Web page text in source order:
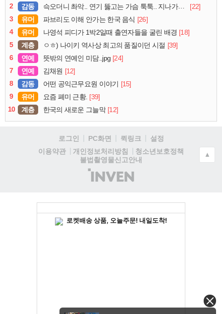
2
감동 슥오더니 촤악.. 연기 뚫고는 가슴 툭툭.. 지나가던 아재의 정체
[22]
3
유머 파브리도 이해 안가는 한국 음식 [26]
4
유머 나영석 피디가 1박2일때 출연자들을 굴린 배경 [18]
5
계층 ㅇㅎ) 나이키 역사상 최고의 품질이던 시절 [39]
6
연예 뜻밖의 연예인 미담..jpg [24]
7
연예 김채원 [12]
8
감동 어떤 공익근무요원 이야기 [15]
9
유머 요즘 폐미 근황. [39]
10
계층 한국의 새로운 그늘막 [12]
로그인 PC화면 퀵링크
설정
이용약관
개인정보처리방침
청소년보호정책
불법촬영물신고안내
(주)
인
▲